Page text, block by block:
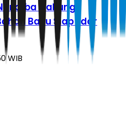
Cakung
Baku Siap Edar
WIB